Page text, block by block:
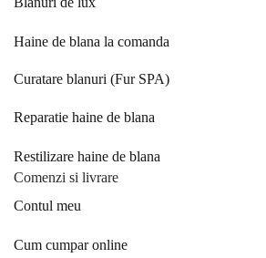
Haine de blana la comanda
Curatare blanuri (Fur SPA)
Reparatie haine de blana
Restilizare haine de blana
Comenzi si livrare
Contul meu
Cum cumpar online